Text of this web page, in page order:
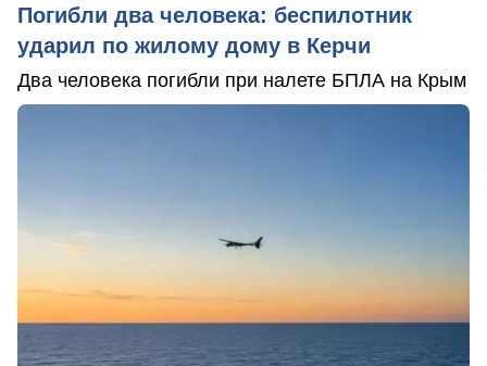
Погибли два человека: беспилотник
ударил по жилому дому в Керчи
Два человека погибли при налете БПЛА на Крым